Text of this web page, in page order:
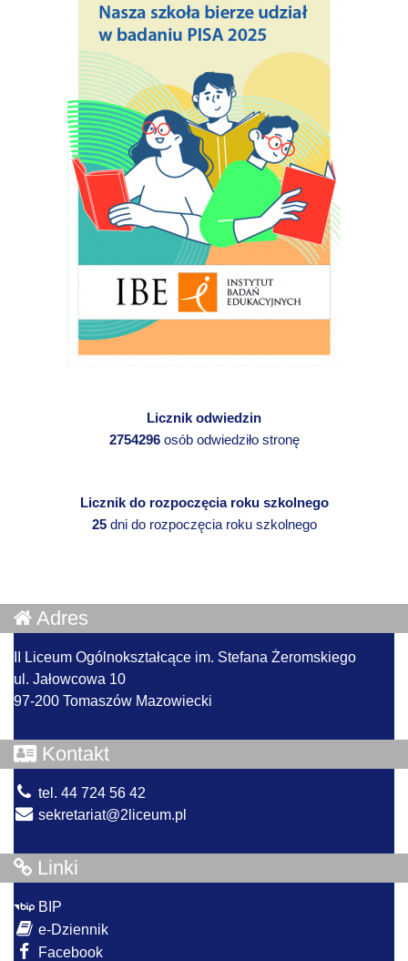
Licznik odwiedzin
2754296osób odwiedziło stronę
Licznik do rozpoczęcia roku szkolnego
25dni do rozpoczęcia roku szkolnego
Adres
II Liceum Ogólnokształcące im. Stefana Żeromskiego
ul. Jałowcowa 10
97-200 Tomaszów Mazowiecki
Kontakt
tel. 44 724 56 42
sekretariat@2liceum.pl
Linki
BIP
e-Dziennik
Facebook